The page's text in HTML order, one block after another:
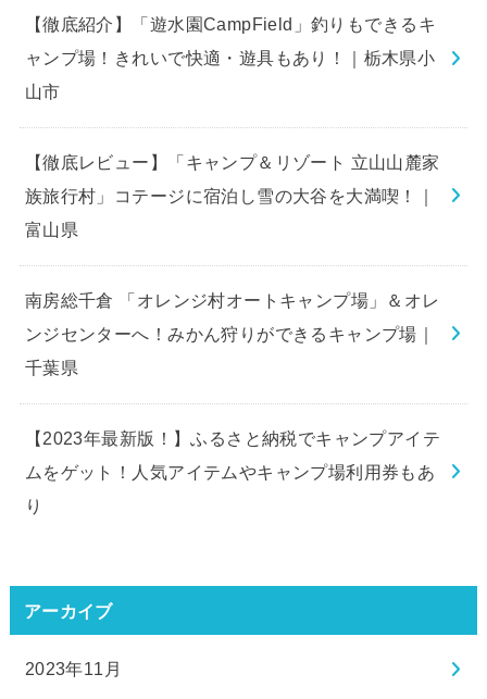
【徹底紹介】「遊水園CampField」釣りもできるキ
ャンプ場！きれいで快適・遊具もあり！｜栃木県小
山市
【徹底レビュー】「キャンプ＆リゾート 立山山麓家
族旅行村」コテージに宿泊し雪の大谷を大満喫！｜
富山県
南房総千倉 「オレンジ村オートキャンプ場」＆オレ
ンジセンターへ！みかん狩りができるキャンプ場｜
千葉県
【2023年最新版！】ふるさと納税でキャンプアイテ
ムをゲット！人気アイテムやキャンプ場利用券もあ
り
アーカイブ
2023年11月